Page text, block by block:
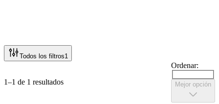
Todos los filtros1
1–1 de 1 resultados
Ordenar:
Mejor opción